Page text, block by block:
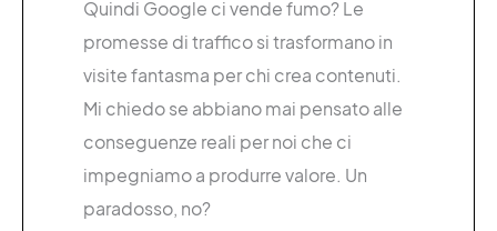
Quindi Google ci vende fumo? Le
promesse di traffico si trasformano in
visite fantasma per chi crea contenuti.
Mi chiedo se abbiano mai pensato alle
conseguenze reali per noi che ci
impegniamo a produrre valore. Un
paradosso, no?